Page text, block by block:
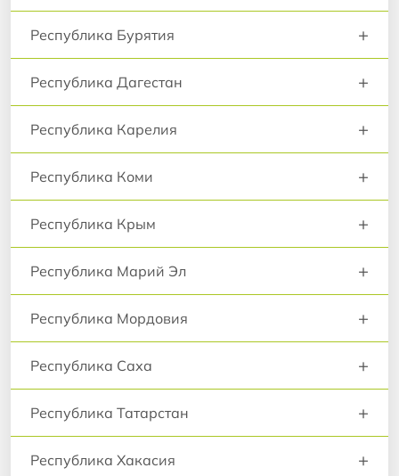
Республика Бурятия +
Республика Дагестан +
Республика Карелия +
Республика Коми +
Республика Крым +
Республика Марий Эл +
Республика Мордовия +
Республика Саха +
Республика Татарстан +
Республика Хакасия +